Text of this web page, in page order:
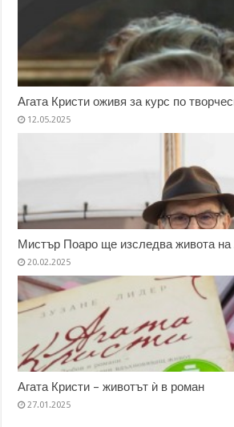
Агата Кристи оживя за курс по
12.05.2025
Мистър Поаро ще изследва живота на
20.02.2025
Агата Кристи – животът ѝ в роман
27.01.2025